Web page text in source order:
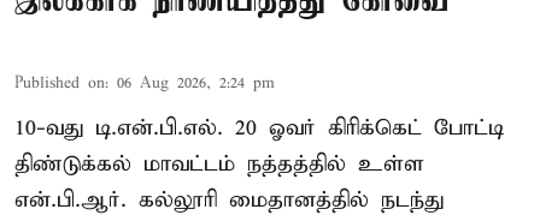
Published on: 06 Aug 2026, 2:24 pm
10-வது டி.என்.பி.எல். 20 ஓவர் கிரிக்கெட் போட்டி
திண்டுக்கல் மாவட்டம் நத்தத்தில் உள்ள
என்.பி.ஆர். கல்லூரி மைதானத்தில் நடந்து